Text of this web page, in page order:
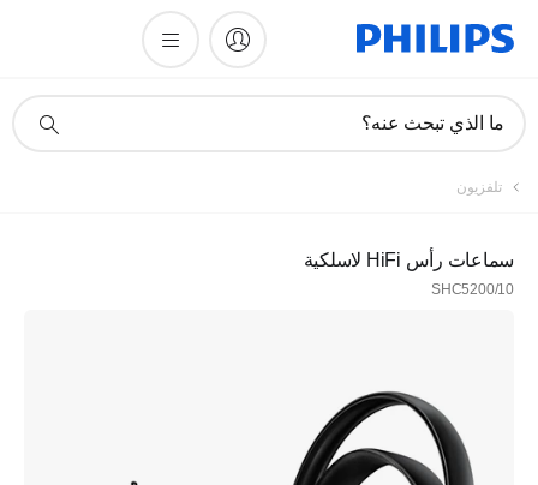
دعم
ما الذي تبحث عنه؟
تلفزيون
سماعات رأس HiFi لاسلكية
SHC5200/10